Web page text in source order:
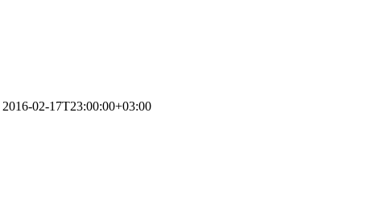
2016-02-17T23:00:00+03:00